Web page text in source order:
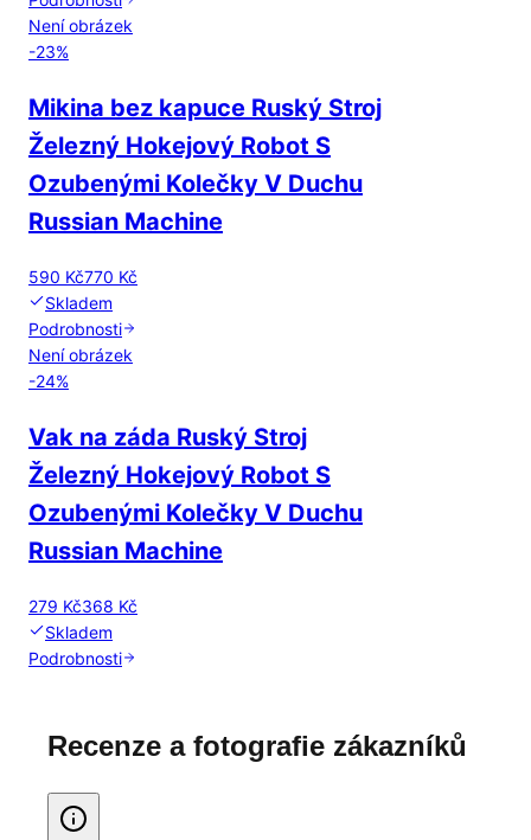
Není obrázek
-23%
Mikina bez kapuce Ruský Stroj
Železný Hokejový Robot S
Ozubenými Kolečky V Duchu
Russian Machine
590 Kč770 Kč
Skladem
Podrobnosti
Není obrázek
-24%
Vak na záda Ruský Stroj
Železný Hokejový Robot S
Ozubenými Kolečky V Duchu
Russian Machine
279 Kč368 Kč
Skladem
Podrobnosti
Recenze a fotografie zákazníků